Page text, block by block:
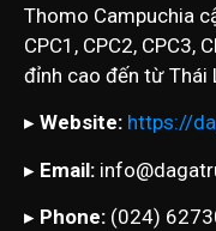
Thomo Campuchia
CPC1, CPC2, CPC3,
đỉnh cao đến từ Thái
▸ Website: https://
▸ Email:
▸ Phone: (024)